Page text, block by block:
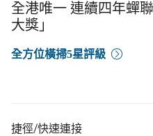
全港唯一 連續四年蟬
大獎」
全方位橫掃5星評級
捷徑/快速連接